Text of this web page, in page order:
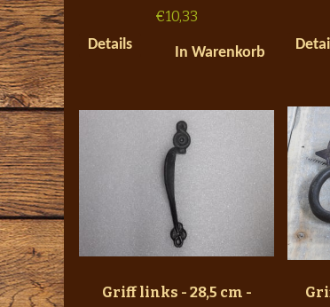
€10,33
Details
In Warenkorb
Griff links - 28,5 cm -